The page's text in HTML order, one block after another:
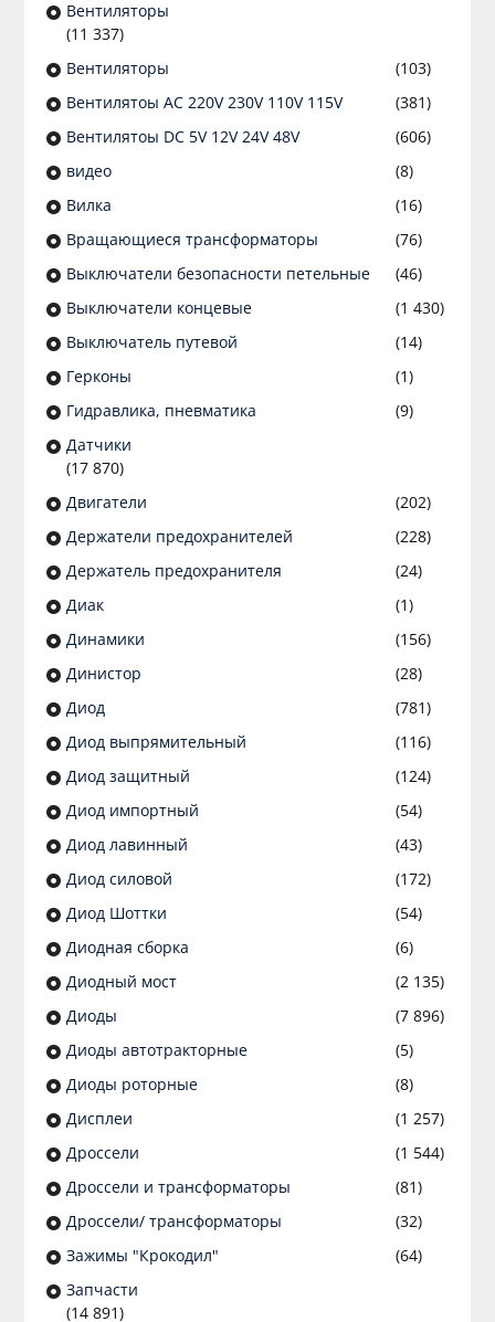
Вентиляторы
(11 337)
Вентиляторы
(103)
Вентилятоы AC 220V 230V 110V 115V
(381)
Вентилятоы DC 5V 12V 24V 48V
(606)
видео
(8)
Вилка
(16)
Вращающиеся трансформаторы
(76)
Выключатели безопасности петельные
(46)
Выключатели концевые
(1 430)
Выключатель путевой
(14)
Герконы
(1)
Гидравлика, пневматика
(9)
Датчики
(17 870)
Двигатели
(202)
Держатели предохранителей
(228)
Держатель предохранителя
(24)
Диак
(1)
Динамики
(156)
Динистор
(28)
Диод
(781)
Диод выпрямительный
(116)
Диод защитный
(124)
Диод импортный
(54)
Диод лавинный
(43)
Диод силовой
(172)
Диод Шоттки
(54)
Диодная сборка
(6)
Диодный мост
(2 135)
Диоды
(7 896)
Диоды автотракторные
(5)
Диоды роторные
(8)
Дисплеи
(1 257)
Дроссели
(1 544)
Дроссели и трансформаторы
(81)
Дроссели/ трансформаторы
(32)
Зажимы "Крокодил"
(64)
Запчасти
(14 891)